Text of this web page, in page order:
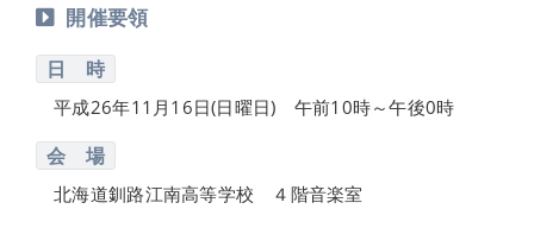
開催要領
日 時
平成26年11月16日(日曜日) 午前10時～午後0時
会 場
北海道釧路江南高等学校 ４階音楽室